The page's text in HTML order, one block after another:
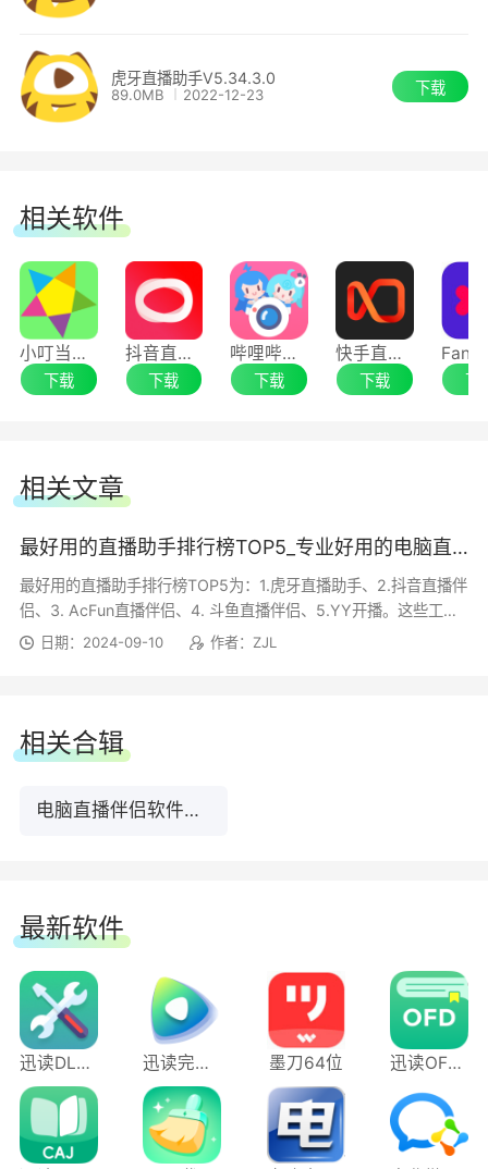
虎牙直播助手V5.34.3.0
89.0MB 2022-12-23 下载
相关软件
小叮当场控助手
下载
抖音直播伴侣
下载
哔哩哔哩直播姬64位
下载
快手直播伴侣
下载 下
相关文章
最好用的直播助手排行榜TOP5_专业好用的电脑直播伴侣推荐
最好用的直播助手排行榜TOP5为：1.虎牙直播助手、2.抖音直播伴
侣、3. AcFun直播伴侣、4. 斗鱼直播伴侣、5.YY开播。这些工具
提供了丰富的功能，帮助...
日期：2024-09-10 作者：ZJL
相关合辑
电脑直播伴侣软件合集
最新软件
迅读DLL修复工具 迅读完美播放器 墨刀64位 迅读OFD阅读转换器